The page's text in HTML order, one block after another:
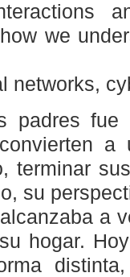
we
networks,
padres
a
terminar
su
a
hogar.